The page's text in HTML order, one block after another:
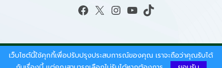
Facebook X Instagram YouTube TikTok
สงวนลิขสิทธิ์ © 2026 - สำนักงานนโยบายและแผน
เว็บไซต์นี้ใช้คุกกี้เพื่อปรับปรุงประสบการณ์ของคุณ เราจะถือว่าคุณรับได้